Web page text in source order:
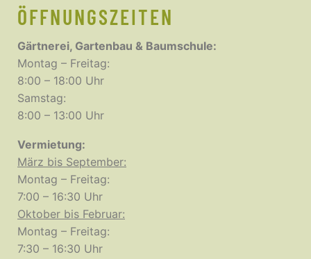
ÖFFNUNGSZEITEN
Gärtnerei, Gartenbau & Baumschule:
Montag – Freitag:
8:00 – 18:00 Uhr
Samstag:
8:00 – 13:00 Uhr
Vermietung:
März bis September:
Montag – Freitag:
7:00 – 16:30 Uhr
Oktober bis Februar:
Montag – Freitag:
7:30 – 16:30 Uhr